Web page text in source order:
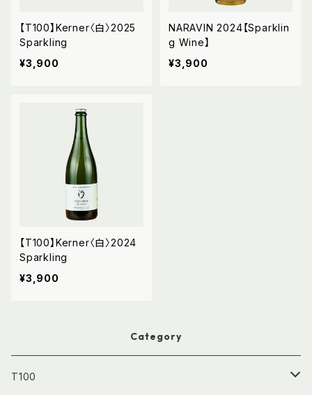
【T100】Kerner〈白〉2025
Sparkling
¥3,900
NARAVIN 2024【Sparklin
g Wine】
¥3,900
【T100】Kerner〈白〉2024
Sparkling
¥3,900
Category
T100